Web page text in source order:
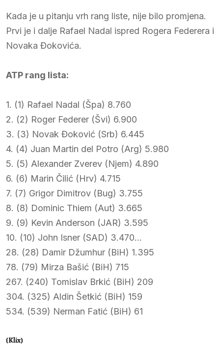
Kada je u pitanju vrh rang liste, nije bilo promjena.
Prvi je i dalje Rafael Nadal ispred Rogera Federera i
Novaka Đokovića.
ATP rang lista:
1. (1) Rafael Nadal (Špa) 8.760
2. (2) Roger Federer (Švi) 6.900
3. (3) Novak Đoković (Srb) 6.445
4. (4) Juan Martin del Potro (Arg) 5.980
5. (5) Alexander Zverev (Njem) 4.890
6. (6) Marin Čilić (Hrv) 4.715
7. (7) Grigor Dimitrov (Bug) 3.755
8. (8) Dominic Thiem (Aut) 3.665
9. (9) Kevin Anderson (JAR) 3.595
10. (10) John Isner (SAD) 3.470…
28. (28) Damir Džumhur (BiH) 1.395
78. (79) Mirza Bašić (BiH) 715
267. (240) Tomislav Brkić (BiH) 209
304. (325) Aldin Šetkić (BiH) 159
534. (539) Nerman Fatić (BiH) 61
(Klix)